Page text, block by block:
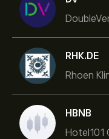
RHK.DE
Rhoen
HBNB
Hotel101